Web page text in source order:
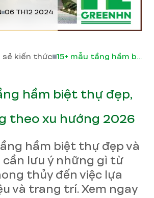
06 TH12 2024
sẻ kiến thức 15+ mẫu tầng hầm biệt thự đẹp, sang trọng theo xu hướng 2026
hầm biệt thự đẹp,
theo xu hướng 2026
hầm biệt thự đẹp và
lưu ý những gì từ
thủy đến việc lựa
và trang trí. Xem ngay